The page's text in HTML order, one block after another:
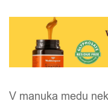
V manuka medu